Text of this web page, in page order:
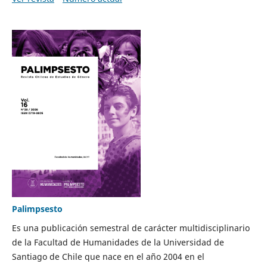
Palimpsesto
Es una publicación semestral de carácter multidisciplinario
de la Facultad de Humanidades de la Universidad de
Santiago de Chile que nace en el año 2004 en el